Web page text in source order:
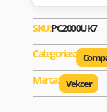
SKU:PC2000UK7
Categorías:
Marca: Vekcer